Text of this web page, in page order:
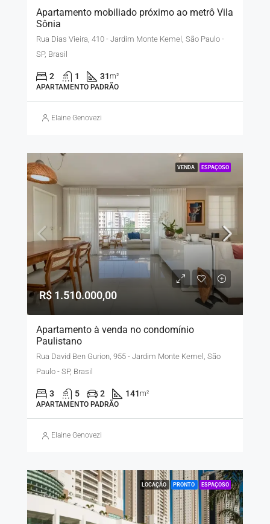
Apartamento mobiliado próximo ao metrô Vila
Sônia
Rua Dias Vieira, 410 - Jardim Monte Kemel, São Paulo -
SP, Brasil
2 1 31m²
APARTAMENTO PADRÃO
Elaine Genovezi
VENDA ESPAÇOSO
R$ 1.510.000,00
Apartamento à venda no condomínio
Paulistano
Rua David Ben Gurion, 955 - Jardim Monte Kemel, São
Paulo - SP, Brasil
3 5 2 141m²
APARTAMENTO PADRÃO
Elaine Genovezi
LOCAÇÃO PRONTO ESPAÇOSO